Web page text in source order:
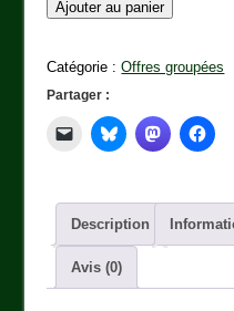
fille
détestait
les
étoiles
Ajouter au panier
Catégorie :Offres groupées
Partager :
Description
Avis (0)